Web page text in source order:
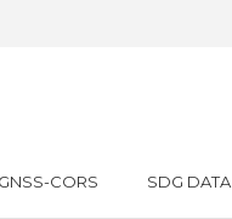
GNSS-CORS SDG